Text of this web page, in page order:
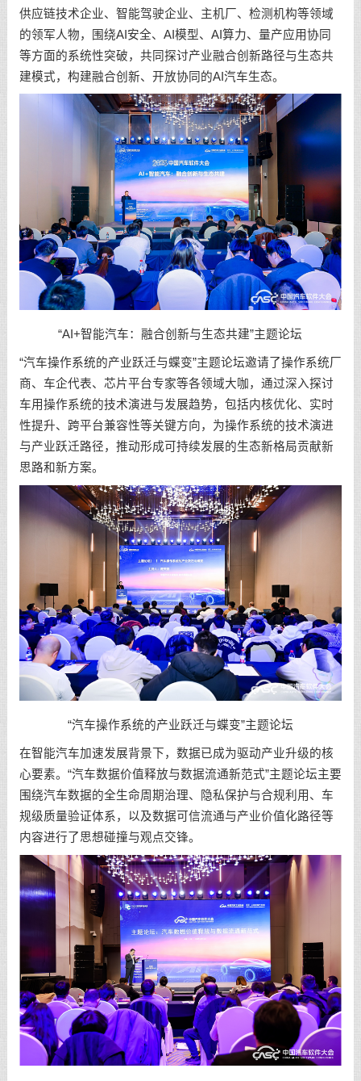
供应链技术企业、智能驾驶企业、主机厂、检测机构等领域
的领军人物，围绕AI安全、AI模型、AI算力、量产应用协同
等方面的系统性突破，共同探讨产业融合创新路径与生态共
建模式，构建融合创新、开放协同的AI汽车生态。
“AI+智能汽车：融合创新与生态共建”主题论坛
“汽车操作系统的产业跃迁与蝶变”主题论坛邀请了操作系统厂
商、车企代表、芯片平台专家等各领域大咖，通过深入探讨
车用操作系统的技术演进与发展趋势，包括内核优化、实时
性提升、跨平台兼容性等关键方向，为操作系统的技术演进
与产业跃迁路径，推动形成可持续发展的生态新格局贡献新
思路和新方案。
“汽车操作系统的产业跃迁与蝶变”主题论坛
在智能汽车加速发展背景下，数据已成为驱动产业升级的核
心要素。“汽车数据价值释放与数据流通新范式”主题论坛主要
围绕汽车数据的全生命周期治理、隐私保护与合规利用、车
规级质量验证体系，以及数据可信流通与产业价值化路径等
内容进行了思想碰撞与观点交锋。